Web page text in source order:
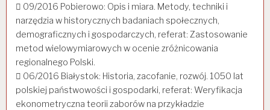
 09/2016 Pobierowo: Opis i miara. Metody, techniki i
narzędzia w historycznych badaniach społecznych,
demograficznych i gospodarczych, referat: Zastosowanie
metod wielowymiarowych w ocenie zróżnicowania
regionalnego Polski.
 06/2016 Białystok: Historia, zacofanie, rozwój. 1050 lat
polskiej państwowości i gospodarki, referat: Weryfikacja
ekonometryczna teorii zaborów na przykładzie